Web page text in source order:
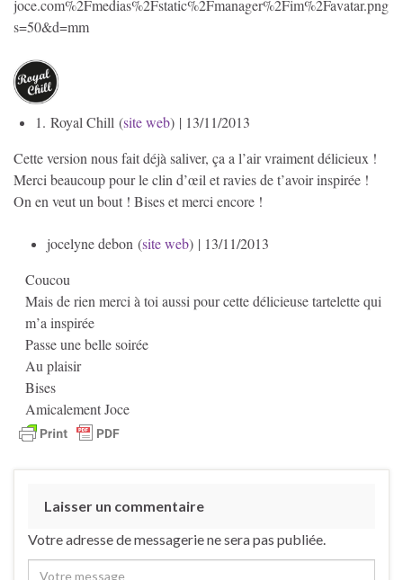
joce.com%2Fmedias%2Fstatic%2Fmanager%2Fim%2Favatar.png?
s=50&d=mm
1. Royal Chill (site web) | 13/11/2013
Cette version nous fait déjà saliver, ça a l’air vraiment délicieux !
Merci beaucoup pour le clin d’œil et ravies de t’avoir inspirée !
On en veut un bout ! Bises et merci encore !
jocelyne debon (site web) | 13/11/2013
Coucou
Mais de rien merci à toi aussi pour cette délicieuse tartelette qui
m’a inspirée
Passe une belle soirée
Au plaisir
Bises
Amicalement Joce
Laisser un commentaire
Votre adresse de messagerie ne sera pas publiée.